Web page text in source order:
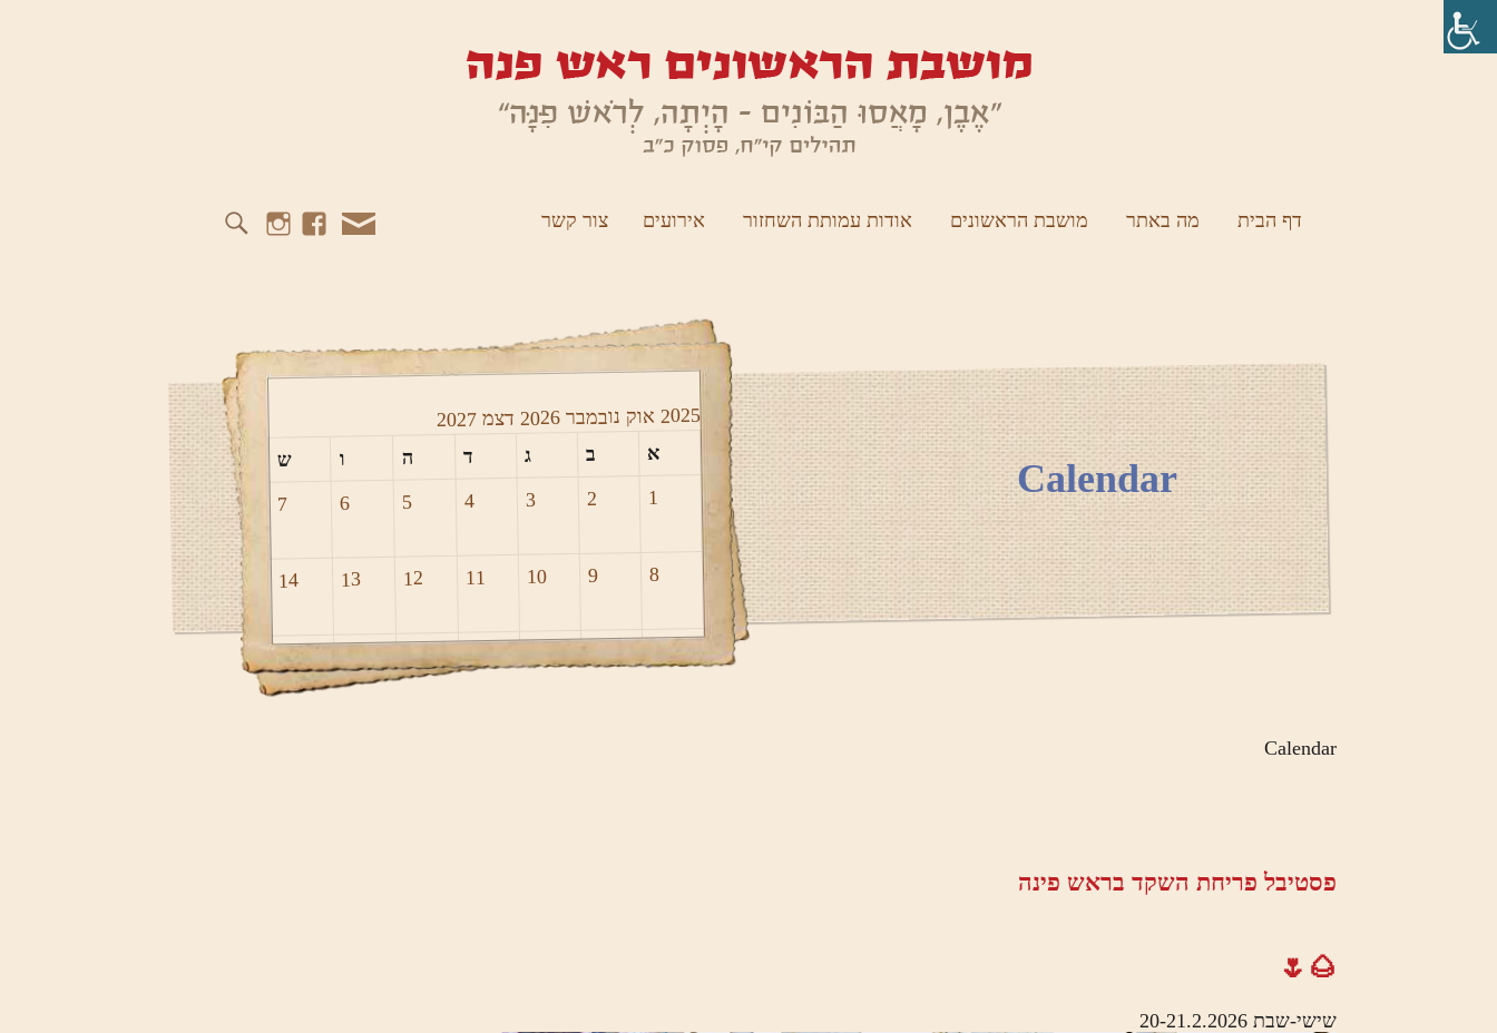
Mail
Facebook
Instagram דף הבית מה באתר מושבת הראשונים אודות עמותת השחזור אירועים צור קשר
Calendar
2025 אוק נובמבר 2026 דצמ2027
א ב ג ד ה ו ש
1
2
3
4
5
6
7
8
9
10
11
12
13
14
15
18
19
20
21
Calendar
פסטיבל פריחת השקד בראש פינה
🌰🌷
שישי-שבת 20-21.2.2026